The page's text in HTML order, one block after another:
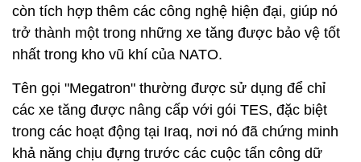
còn tích hợp thêm các công nghệ hiện đại, giúp nó
trở thành một trong những xe tăng được bảo vệ tốt
nhất trong kho vũ khí của NATO.
Tên gọi "Megatron" thường được sử dụng để chỉ
các xe tăng được nâng cấp với gói TES, đặc biệt
trong các hoạt động tại Iraq, nơi nó đã chứng minh
khả năng chịu đựng trước các cuộc tấn công dữ